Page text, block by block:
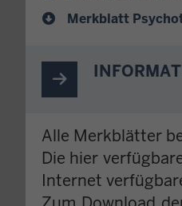
Merkblatt
Alle Merkblätter
Die hier
Internet